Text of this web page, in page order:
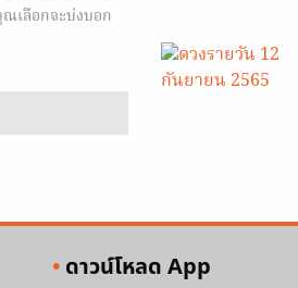
เลือกจะบ่งบอก
ดาวน์โหลด App